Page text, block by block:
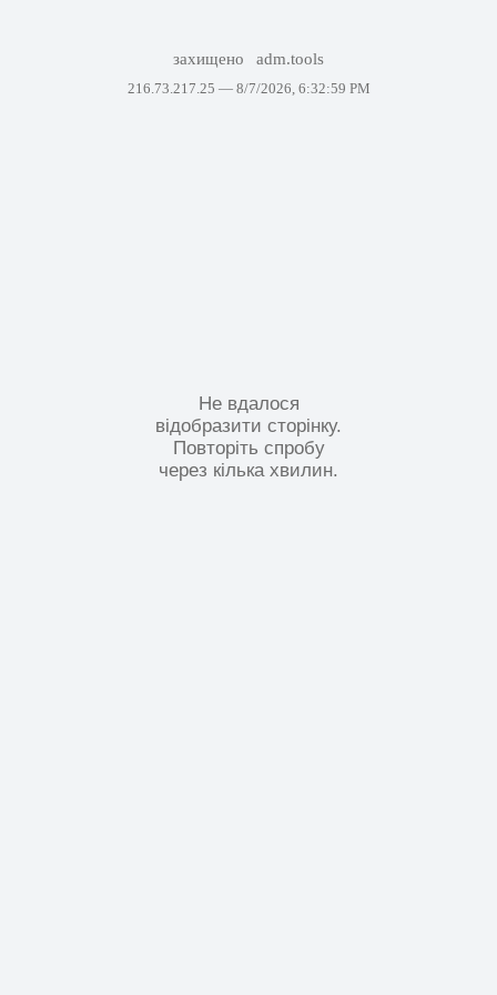
захищено adm.tools
216.73.217.25 — 8/7/2026, 6:32:59 PM
Не вдалося
відобразити сторінку.
Повторіть спробу
через кілька хвилин.